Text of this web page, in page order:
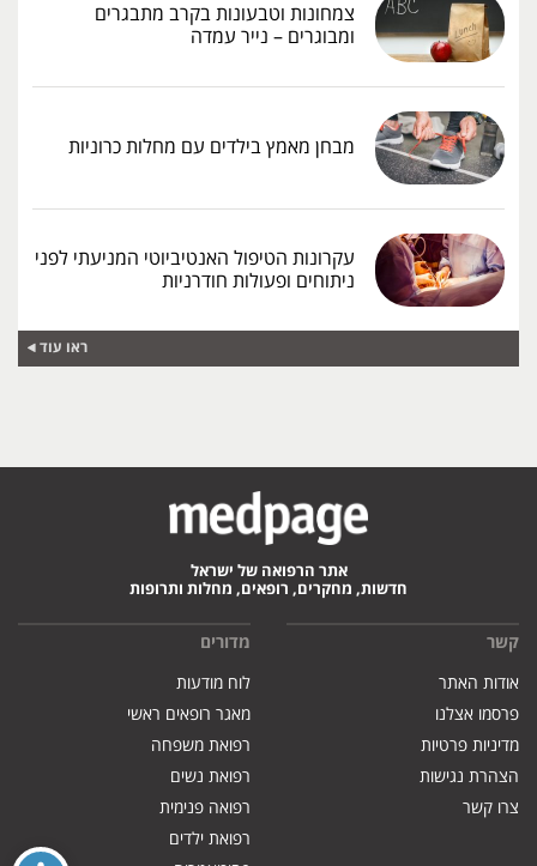
צמחונות וטבעונות בקרב מתבגרים
ומבוגרים – נייר עמדה
מבחן מאמץ בילדים עם מחלות כרוניות
עקרונות הטיפול האנטיביוטי המניעתי לפני
ניתוחים ופעולות חודרניות
ראו עוד
אתר הרפואה של ישראל
חדשות, מחקרים, רופאים, מחלות ותרופות
קשר
אודות האתר
פרסמו אצלנו
מדיניות פרטיות
הצהרת נגישות
צרו קשר
מדורים
לוח מודעות
מאגר רופאים ראשי
רפואת משפחה
רפואת נשים
רפואה פנימית
רפואת ילדים